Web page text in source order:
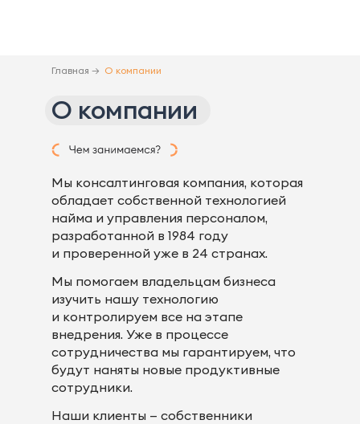
О компании
Мы консалтинговая компания, которая
обладает собственной технологией
найма и управления персоналом,
разработанной в 1984 году
и проверенной уже в 24 странах.
Главная → О компании
Мы помогаем владельцам бизнеса
изучить нашу технологию
и контролируем все на этапе
внедрения. Уже в процессе
сотрудничества мы гарантируем, что
будут наняты новые продуктивные
сотрудники.
Наши клиенты — собственники